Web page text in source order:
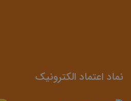
نماد اعتماد الکترونیک